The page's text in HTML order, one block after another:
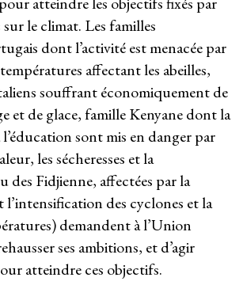
sur le climat. Les familles
dont l’activité est menacée par
affectant les abeilles,
souffrant économiquement de
et de glace, famille Kenyane dont la
l’éducation sont mis en danger par
les sécheresses et la
des Fidjienne, affectées par la
des cyclones et la
demandent à l’Union
ses ambitions, et d’agir
atteindre ces objectifs.